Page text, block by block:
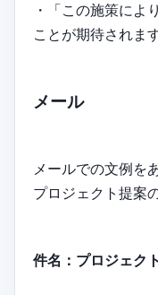
・「この施策によ
ことが期待されま
メール
メールでの文例を
プロジェクト提案
件名：プロジェク